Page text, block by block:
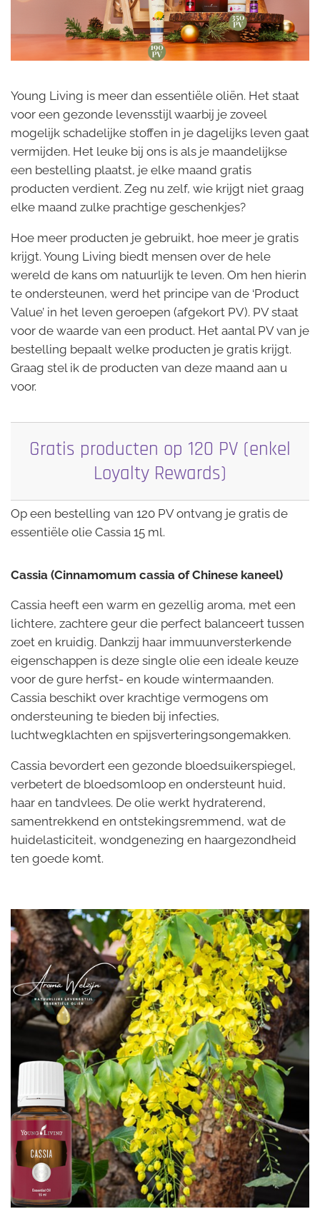
Young Living is meer dan essentiële oliën. Het staat
voor een gezonde levensstijl waarbij je zoveel
mogelijk schadelijke stoffen in je dagelijks leven gaat
vermijden. Het leuke bij ons is als je maandelijkse
een bestelling plaatst, je elke maand gratis
producten verdient. Zeg nu zelf, wie krijgt niet graag
elke maand zulke prachtige geschenkjes?
Hoe meer producten je gebruikt, hoe meer je gratis
krijgt. Young Living biedt mensen over de hele
wereld de kans om natuurlijk te leven. Om hen hierin
te ondersteunen, werd het principe van de ‘Product
Value’ in het leven geroepen (afgekort PV). PV staat
voor de waarde van een product. Het aantal PV van je
bestelling bepaalt welke producten je gratis krijgt.
Graag stel ik de producten van deze maand aan u
voor.
Gratis producten op 120 PV (enkel
Loyalty Rewards)
Op een bestelling van 120 PV ontvang je gratis de
essentiële olie Cassia 15 ml.
Cassia (Cinnamomum cassia of Chinese kaneel)
Cassia heeft een warm en gezellig aroma, met een
lichtere, zachtere geur die perfect balanceert tussen
zoet en kruidig. Dankzij haar immuunversterkende
eigenschappen is deze single olie een ideale keuze
voor de gure herfst- en koude wintermaanden.
Cassia beschikt over krachtige vermogens om
ondersteuning te bieden bij infecties,
luchtwegklachten en spijsverteringsongemakken.
Cassia bevordert een gezonde bloedsuikerspiegel,
verbetert de bloedsomloop en ondersteunt huid,
haar en tandvlees. De olie werkt hydraterend,
samentrekkend en ontstekingsremmend, wat de
huidelasticiteit, wondgenezing en haargezondheid
ten goede komt.